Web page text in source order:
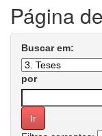
Página
Buscar em:
por